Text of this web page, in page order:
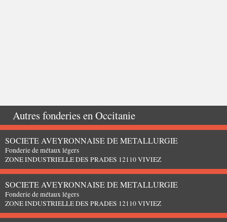
Autres fonderies enOccitanie
SOCIETE AVEYRONNAISE DE METALLURGIE
Fonderie de métaux légers
ZONE INDUSTRIELLE DES PRADES 12110 VIVIEZ
SOCIETE AVEYRONNAISE DE METALLURGIE
Fonderie de métaux légers
ZONE INDUSTRIELLE DES PRADES 12110 VIVIEZ